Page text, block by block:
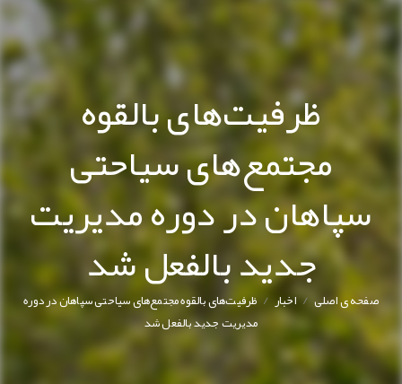
ظرفیت‌های بالقوه
مجتمع‌های سیاحتی
سپاهان در دوره مدیریت
جدید بالفعل شد
صفحه ی اصلی/ اخبار/ ظرفیت‌های بالقوه مجتمع‌های سیاحتی سپاهان در دوره
مدیریت جدید بالفعل شد